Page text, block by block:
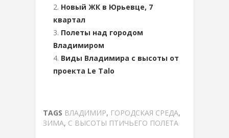
Новый ЖК в Юрьевце, 7
квартал
Полеты над городом
Владимиром
Виды Владимира с высоты от
проекта Le Talo
TAGS ВЛАДИМИР, ГОРОДСКАЯ СРЕДА,
ЗИМА, С ВЫСОТЫ ПТИЧЬЕГО ПОЛЕТА